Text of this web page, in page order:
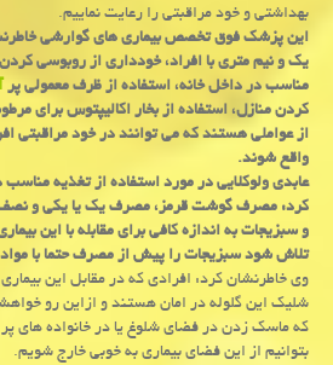
بهداشتی و خود مراقبتی را رعایت نماییم.
این پزشك فوق تخصص بیماری های گوارشی
یك و نیم متری با افراد، خودداری از روبوسی كردن
مناسب در داخل خانه، استفاده از ظرف معمولی پر
كردن منازل، استفاده از بخار اكالیپتوس برای
از عواملی هستند كه می توانند در خود مراقبتی
واقع شوند.
عابدی ولوكلایی در مورد استفاده از تغذیه
كرد: مصرف گوشت قرمز، مصرف یك یا یكی و نصف
و سبزیجات به اندازه كافی برای مقابله با این
تلاش شود سبزیجات را پیش از مصرف حتما با
وی خاطرنشان كرد: افرادی كه در مقابل این
شلیك این گلوله در امان هستند و ازاین رو
كه ماسك زدن در فضای شلوغ یا در خانواده های پر
بتوانیم از این فضای بیماری به خوبی خارج شویم.